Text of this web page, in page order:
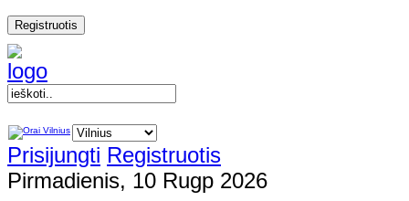
Registruotis
Prisijungti Registruotis
Pirmadienis, 10 Rugp 2026